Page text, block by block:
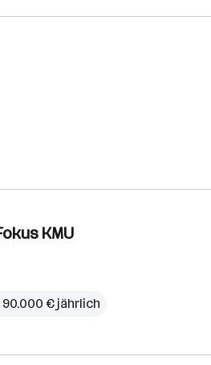
KMU
90.000 € jährlich